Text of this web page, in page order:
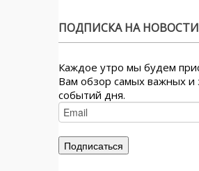
ПОДПИСКА НА НОВОСТИ
Каждое утро мы будем
Вам обзор самых важных и
событий дня.